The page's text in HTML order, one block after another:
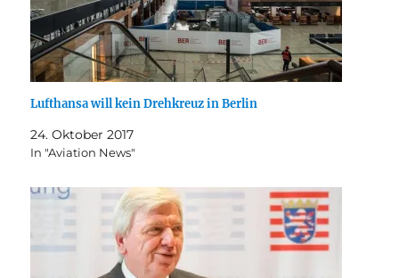
Lufthansa will kein Drehkreuz in Berlin
24. Oktober 2017
In "Aviation News"